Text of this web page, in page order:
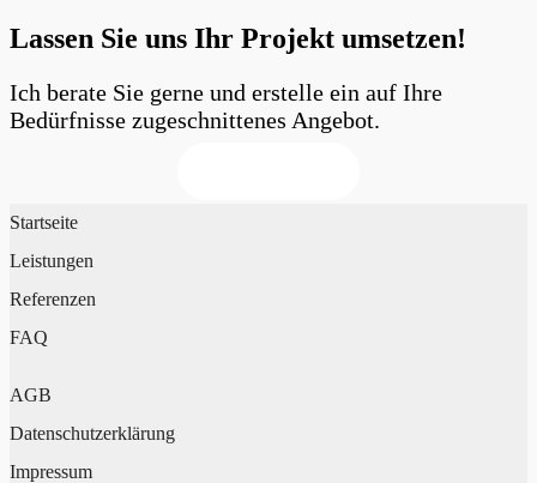
Lassen Sie uns Ihr Projekt umsetzen!
Ich berate Sie gerne und erstelle ein auf Ihre
Bedürfnisse zugeschnittenes Angebot.
Startseite
Leistungen
Referenzen
FAQ
AGB
Datenschutzerklärung
Impressum